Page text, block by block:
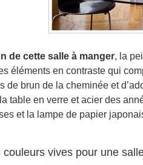
de cette salle à manger, la
éléments en contraste qui
de brun de la cheminée et
table en verre et acier des
et la lampe de papier
couleurs vives pour une